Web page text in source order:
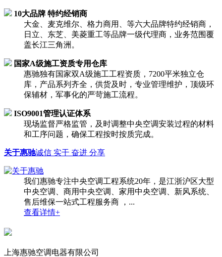
10大品牌 特约经销商
大金、麦克维尔、格力商用、等六大品牌特约经销商，
日立、东芝、美菱重工等品牌一级代理商，业务范围覆
盖长江三角洲。
国家A级施工资质专用仓库
惠驰独有国家双A级施工工程资质，7200平米独立仓
库，产品系列齐全，供货及时，专业管理维护，顶级环
保辅材，军事化的严苛施工流程。
ISO9001管理认证体系
现场监督严格监管，及时调整中央空调安装过程的材料
和工序问题，确保工程按时按质完成。
关于惠驰诚信 实干 奋进 分享
我们惠驰专注中央空调工程系统20年，是江浙沪区大型
中央空调、商用中央空调、家用中央空调、新风系统、
售后维保一站式工程服务商 ，...
查看详情+
上海惠驰空调电器有限公司